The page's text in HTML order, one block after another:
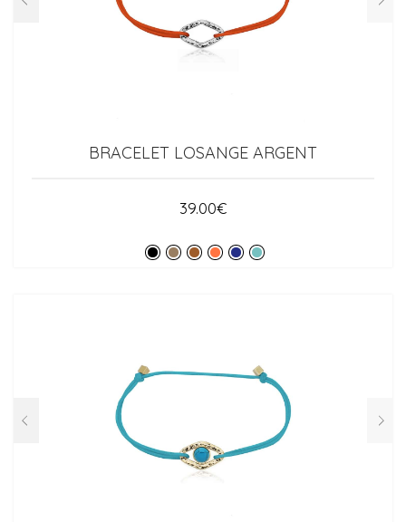
BRACELET LOSANGE ARGENT
39.00€